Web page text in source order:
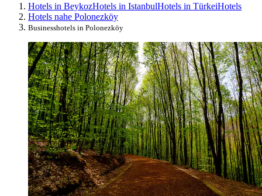
Hotels in BeykozHotels in IstanbulHotels in TürkeiHotels
Hotels nahe Polonezköy
Businesshotels in Polonezköy